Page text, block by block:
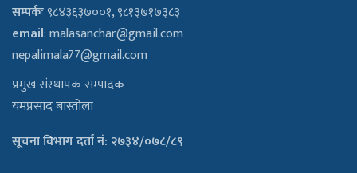
सम्पर्कः९८४३६३७००१, ९८१३७१७३८३
email:malasanchar@gmail.com
nepalimala77@gmail.com
प्रमुख संस्थापक सम्पादक
यमप्रसाद बास्तोला
सूचना विभाग दर्ता नं: २७३४/०७८/८९